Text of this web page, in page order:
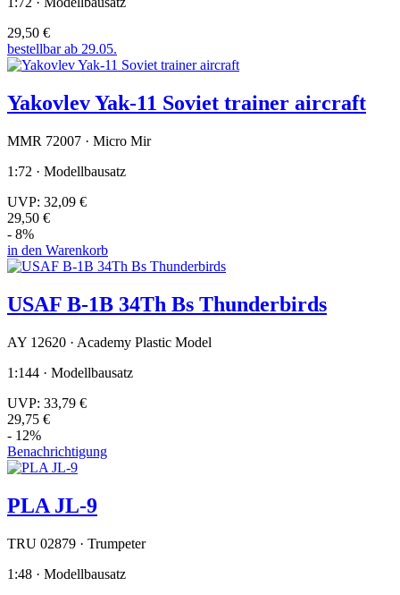
29,50 €
bestellbar ab 29.05.
Yakovlev Yak-11 Soviet trainer aircraft
MMR 72007 · Micro Mir
1:72 · Modellbausatz
UVP: 32,09 €
29,50 €
- 8%
in den Warenkorb
USAF B-1B 34Th Bs Thunderbirds
AY 12620 · Academy Plastic Model
1:144 · Modellbausatz
UVP: 33,79 €
29,75 €
- 12%
Benachrichtigung
PLA JL-9
TRU 02879 · Trumpeter
1:48 · Modellbausatz